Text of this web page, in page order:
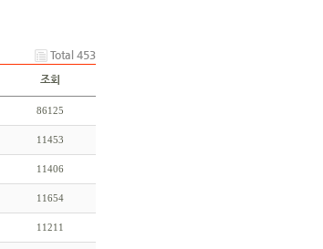
Total 453
조회
86125
11453
11406
11654
11211